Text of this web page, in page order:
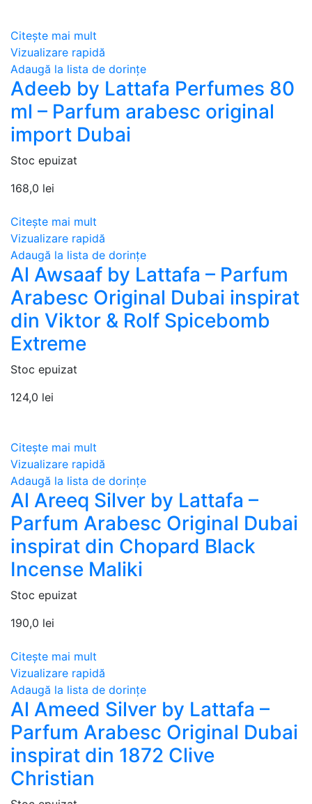
Citește mai mult
Vizualizare rapidă
Adaugă la lista de dorințe
Adeeb by Lattafa Perfumes 80
ml – Parfum arabesc original
import Dubai
Stoc epuizat
168,0 lei
Citește mai mult
Vizualizare rapidă
Adaugă la lista de dorințe
Al Awsaaf by Lattafa – Parfum
Arabesc Original Dubai inspirat
din Viktor & Rolf Spicebomb
Extreme
Stoc epuizat
124,0 lei
Citește mai mult
Vizualizare rapidă
Adaugă la lista de dorințe
Al Areeq Silver by Lattafa –
Parfum Arabesc Original Dubai
inspirat din Chopard Black
Incense Maliki
Stoc epuizat
190,0 lei
Citește mai mult
Vizualizare rapidă
Adaugă la lista de dorințe
Al Ameed Silver by Lattafa –
Parfum Arabesc Original Dubai
inspirat din 1872 Clive
Christian